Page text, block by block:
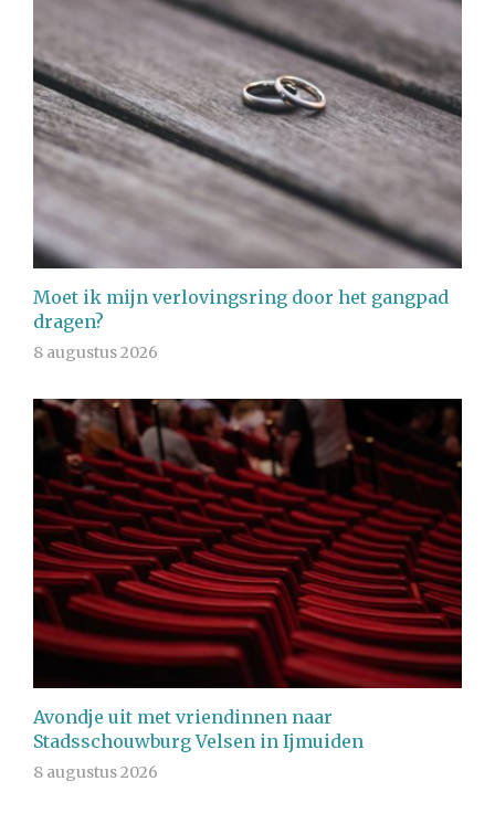
Moet ik mijn verlovingsring door het gangpad
dragen?
8 augustus 2026
Avondje uit met vriendinnen naar
Stadsschouwburg Velsen in Ijmuiden
8 augustus 2026